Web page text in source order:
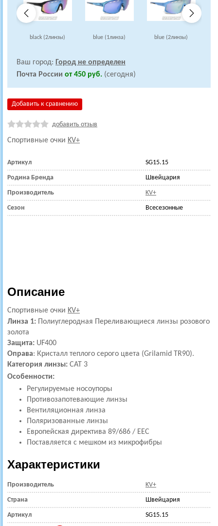
black (2линзы) blue (1линза) blue (2линзы)
Ваш город: Город не определен
Почта России от 450 руб. (сегодня)
Добавить к сравнению
добавить отзыв
Спортивные очки KV+
Артикул SG15.15
Родина Бренда Швейцария
Производитель KV+
Сезон Всесезонные
Описание
Спортивные очки KV+
Линза 1: Полиуглеродная Переливающиеся линзы розового
золота
Защита: UF400
Оправа: Кристалл теплого серого цвета (Grilamid TR90).
Категория линзы: CAT 3
Особенности:
Регулируемые носоупоры
Противозапотевающие линзы
Вентиляционная линза
Поляризованные линзы
Европейская директива 89/686 / EEC
Поставляется с мешком из микрофибры
Характеристики
Производитель KV+
Страна Швейцария
Артикул SG15.15